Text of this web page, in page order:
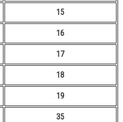
15
16
17
18
19
35